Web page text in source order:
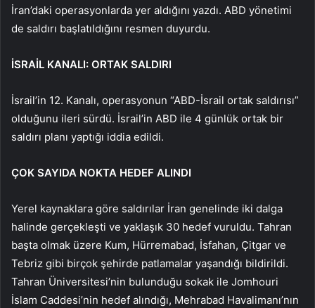
İran’daki operasyonlarda yer aldığını yazdı. ABD yönetimi
de saldırı başlatıldığını resmen duyurdu.
İSRAİL KANALI: ORTAK SALDIRI
İsrail’in 12. Kanalı, operasyonun “ABD-İsrail ortak saldırısı”
olduğunu ileri sürdü. İsrail’in ABD ile 4 günlük ortak bir
saldırı planı yaptığı iddia edildi.
ÇOK SAYIDA NOKTA HEDEF ALINDI
Yerel kaynaklara göre saldırılar İran genelinde iki dalga
halinde gerçekleşti ve yaklaşık 30 hedef vuruldu. Tahran
başta olmak üzere Kum, Hürremabad, İsfahan, Çitgar ve
Tebriz gibi birçok şehirde patlamalar yaşandığı bildirildi.
Tahran Üniversitesi’nin bulunduğu sokak ile Jomhouri
İslam Caddesi’nin hedef alındığı, Mehrabad Havalimanı’nın